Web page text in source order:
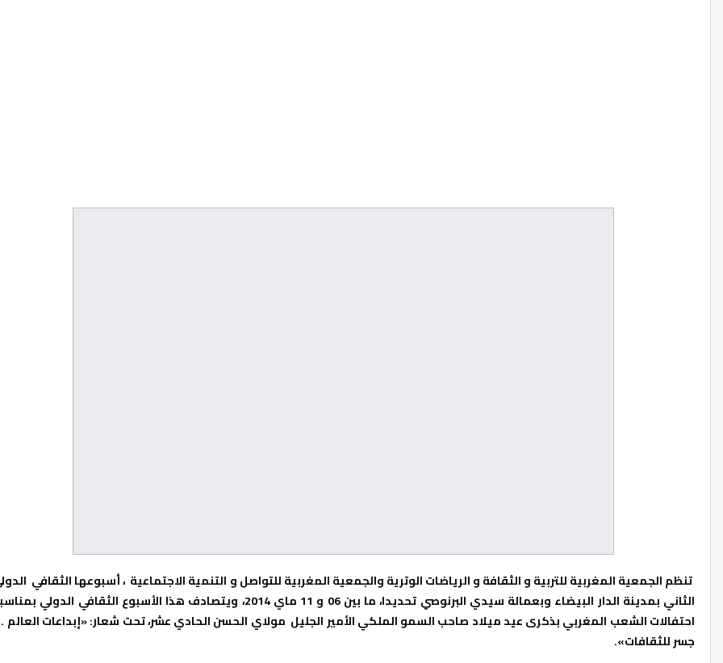
تنظم الجمعية المغربية للتربية و الثقافة و الرياضات الوترية والجمعية المغربية للتواصل و التنمية الاجتماعية ، أسبوعها الثقافي
الثاني بمدينة الدار البيضاء وبعمالة سيدي البرنوصي تحديدا، ما بين 06 و 11 ماي 2014، ويتصادف هذا الأسبوع الثقافي الدولي
احتفالات الشعب المغربي بذكرى عيد ميلاد صاحب السمو الملكي الأمير الجليل مولاي الحسن الحادي عشر، تحت شعار: «إبداعات العالم
جسر للثقافات».